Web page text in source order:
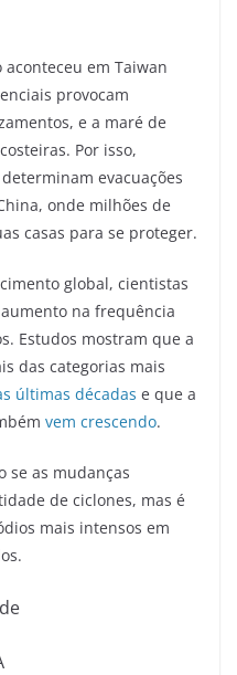
em Taiwan
provocam
e a maré de
Por isso,
evacuações
onde milhões de
casas para se proteger.
global, cientistas
na frequência
Estudos mostram que a
das categorias mais
últimas décadas e que a
vem crescendo.
se as mudanças
de ciclones, mas é
mais intensos em